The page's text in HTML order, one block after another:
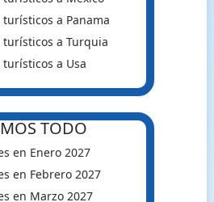
turísticos a Panama
turísticos a Turquia
turísticos a Usa
TODO
en Enero 2027
en Febrero 2027
en Marzo 2027